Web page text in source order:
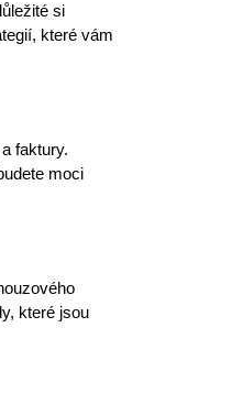
si
které vám
faktury.
moci
které jsou